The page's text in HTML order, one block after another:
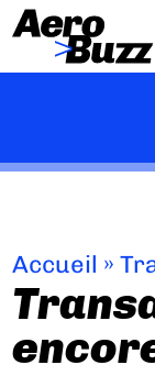
Accueil »